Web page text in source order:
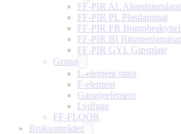
FF-PIR AL
FF-PIR PL Plastlaminat
FF-PIR FR
FF-PIR BI Bitumenlaminat
FF-PIR GYL Gipsplate
Grunn
L-element støpt
F-element
Garasjeelement
Lydfuge
FF-FLOOR
Bruksområder